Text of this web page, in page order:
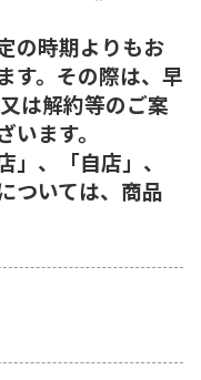
の時期よりもお
す。その際は、早
は解約等のご案
ます。
、「自店」、
ついては、商品